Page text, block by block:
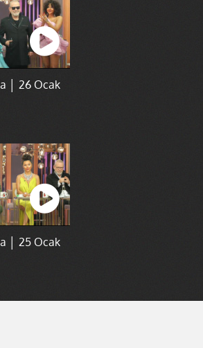
│ 26 Ocak
│ 25 Ocak